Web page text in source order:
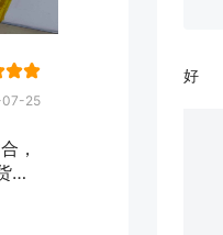
25
，
速
好